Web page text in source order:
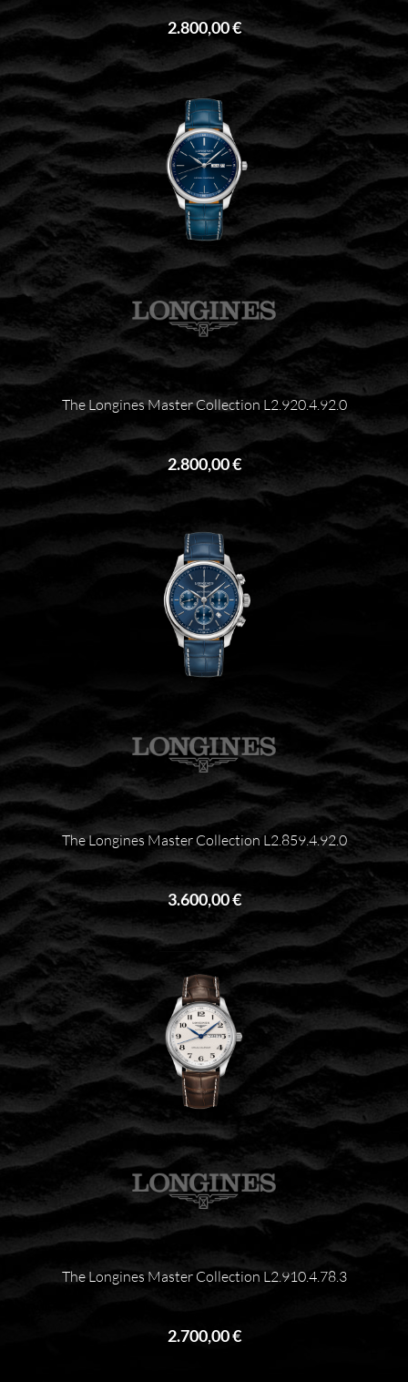
2.800,00 €
The Longines Master Collection L2.920.4.92.0
2.800,00 €
The Longines Master Collection L2.859.4.92.0
3.600,00 €
The Longines Master Collection L2.910.4.78.3
2.700,00 €